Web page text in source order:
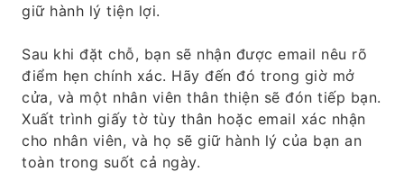
giữ hành lý tiện lợi.
Sau khi đặt chỗ, bạn sẽ nhận được email nêu rõ
điểm hẹn chính xác. Hãy đến đó trong giờ mở
cửa, và một nhân viên thân thiện sẽ đón tiếp bạn.
Xuất trình giấy tờ tùy thân hoặc email xác nhận
cho nhân viên, và họ sẽ giữ hành lý của bạn an
toàn trong suốt cả ngày.